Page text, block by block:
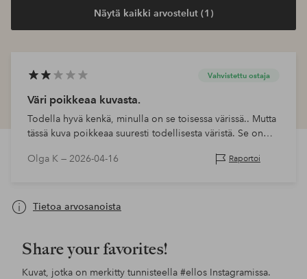
Näytä kaikki arvostelut (1)
Vahvistettu ostaja
Väri poikkeaa kuvasta.
Todella hyvä kenkä, minulla on se toisessa värissä.. Mutta
tässä kuva poikkeaa suuresti todellisesta väristä. Se on
Olga K — 2026-04-16 Raportoi
Tietoa arvosanoista
Share your favorites!
Kuvat, jotka on merkitty tunnisteella #ellos Instagramissa.